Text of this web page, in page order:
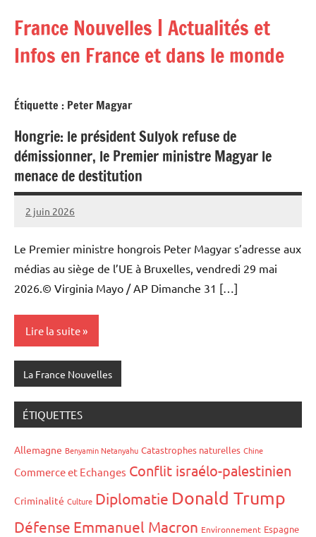
contenu
France Nouvelles | Actualités et
Infos en France et dans le monde
Étiquette : Peter Magyar
Hongrie: le président Sulyok refuse de
démissionner, le Premier ministre Magyar le
menace de destitution
2 juin 2026
Admins
Le Premier ministre hongrois Peter Magyar s’adresse aux
médias au siège de l’UE à Bruxelles, vendredi 29 mai
2026.© Virginia Mayo / AP Dimanche 31 […]
Lire la suite
La France Nouvelles
ÉTIQUETTES
Allemagne Benyamin Netanyahu Catastrophes naturelles Chine
Commerce et Echanges Conflit israélo-palestinien
Criminalité Culture Diplomatie Donald Trump
Défense Emmanuel Macron Environnement Espagne